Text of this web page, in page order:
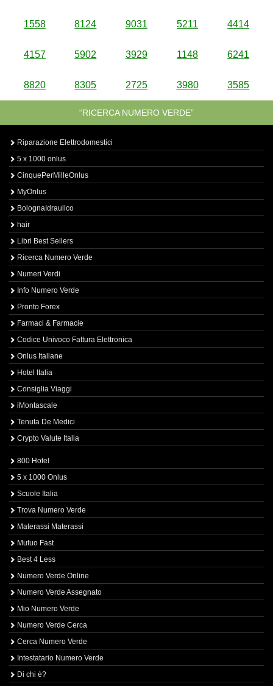
1558 8124 9031 5211 4414
4157 5902 3929 1148 6241
8820 8305 2725 3980 3585
“RICERCA NUMERO VERDE”
Riparazione Elettrodomestici
5 x 1000 onlus
CinquePerMilleOnlus
MyOnlus
BolognaIdraulico
hair
Libri Best Sellers
Ricerca Numero Verde
Numeri Verdi
Info Numero Verde
Pronto Forex
Farmaci & Farmacie
Codice Univoco Fattura Elettronica
Onlus Italiane
Hotel Italia
Consiglia Viaggi
iMontascale
Tenuta De Medici
Crypto Valute Italia
800 Hotel
5 x 1000 Onlus
Scuole Italia
Trova Numero Verde
Materassi Materassi
Mutuo Fast
Best 4 Less
Numero Verde Online
Numero Verde Assegnato
Mio Numero Verde
Numero Verde Cerca
Cerca Numero Verde
Intestatario Numero Verde
Di chi è?